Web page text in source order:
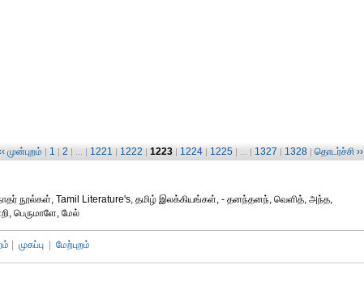
முன்புறம் | 1 | 2 | ... | 1221 | 1222 | 1223 | 1224 | 1225 | ... | 1327 | 1328 | தொடர்ச்சி ››
நூல்கள், Tamil Literature's, தமிழ் இலக்கியங்கள், - தனந்தனந், வெளித், அந்த,
பெருமாளே, மேல்
முகப்பு மேற்புறம்